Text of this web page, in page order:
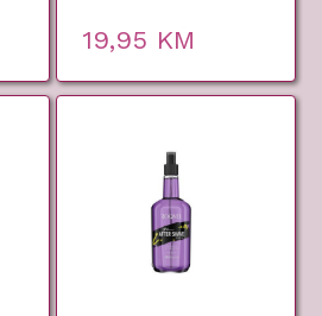
19,95 KM